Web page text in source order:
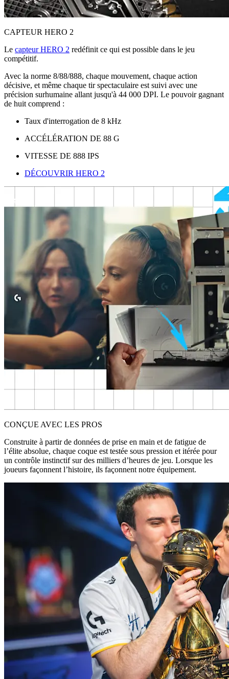
CAPTEUR HERO 2
Le capteur HERO 2 redéfinit ce qui est possible dans le jeu
compétitif.
Avec la norme 8/88/888, chaque mouvement, chaque action
décisive, et même chaque tir spectaculaire est suivi avec une
précision surhumaine allant jusqu'à 44 000 DPI. Le pouvoir gagnant
de huit comprend :
Taux d'interrogation de 8 kHz
ACCÉLÉRATION DE 88 G
VITESSE DE 888 IPS
DÉCOUVRIR HERO 2
CONÇUE AVEC LES PROS
Construite à partir de données de prise en main et de fatigue de
l’élite absolue, chaque coque est testée sous pression et itérée pour
un contrôle instinctif sur des milliers d’heures de jeu. Lorsque les
joueurs façonnent l’histoire, ils façonnent notre équipement.